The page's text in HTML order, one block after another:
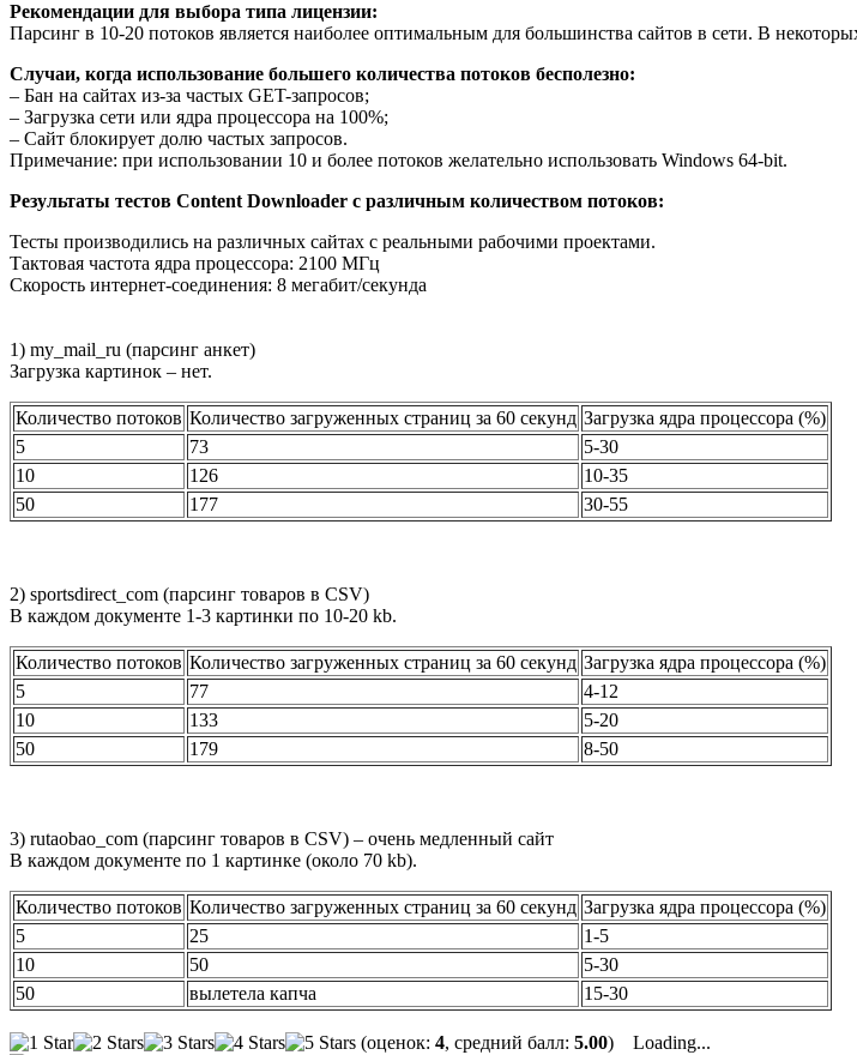
Рекомендации для выбора типа лицензии:
Парсинг в 10-20 потоков является наиболее оптимальным для большинства сайтов в сети. В
Случаи, когда использование большего количества потоков бесполезно:
– Бан на сайтах из-за частых GET-запросов;
– Загрузка сети или ядра процессора на 100%;
– Сайт блокирует долю частых запросов.
Примечание: при использовании 10 и более потоков желательно использовать Windows 64-bit.
Результаты тестов Content Downloader с различным количеством потоков:
Тесты производились на различных сайтах с реальными рабочими проектами.
Тактовая частота ядра процессора: 2100 МГц
Скорость интернет-соединения: 8 мегабит/секунда
1) my_mail_ru (парсинг анкет)
Загрузка картинок – нет.
Количество потоков Количество загруженных страниц за 60 секунд Загрузка ядра процессора (%)
5
73
5-30
10
126
10-35
50
177 30-55
2) sportsdirect_com (парсинг товаров в CSV)
В каждом документе 1-3 картинки по 10-20 kb.
Количество потоков Количество загруженных страниц за 60 секунд Загрузка ядра процессора (%)
5
77
4-12
10
133
5-20
50
179 8-50
3) rutaobao_com (парсинг товаров в CSV) – очень медленный сайт
В каждом документе по 1 картинке (около 70 kb).
Количество потоков Количество загруженных страниц за 60 секунд Загрузка ядра процессора (%)
5
25
1-5
10
50
5-30
50
вылетела капча 15-30
(оценок: 4, средний балл: 5.00)
Loading...